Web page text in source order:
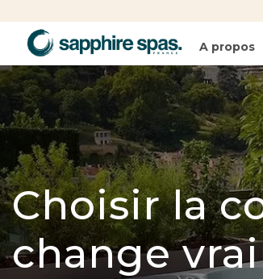
A propos
Choisir la
change